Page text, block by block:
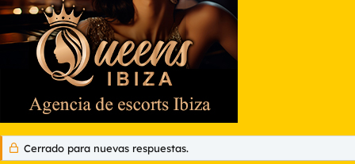
Cerrado para nuevas respuestas.